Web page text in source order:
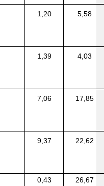
1,20 5,58
1,39 4,03
7,06 17,85
9,37 22,62
0,43 26,67